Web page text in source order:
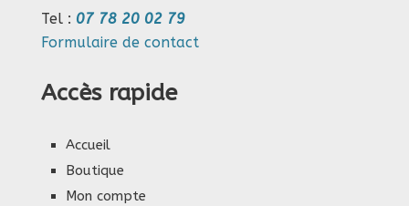
Tel : 07 78 20 02 79
Formulaire de contact
Accès rapide
Accueil
Boutique
Mon compte